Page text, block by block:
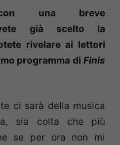
con una breve
già scelto la
rivelare ai lettori
programma di Finis
ci sarà della musica
sia colta che più
se per ora non mi